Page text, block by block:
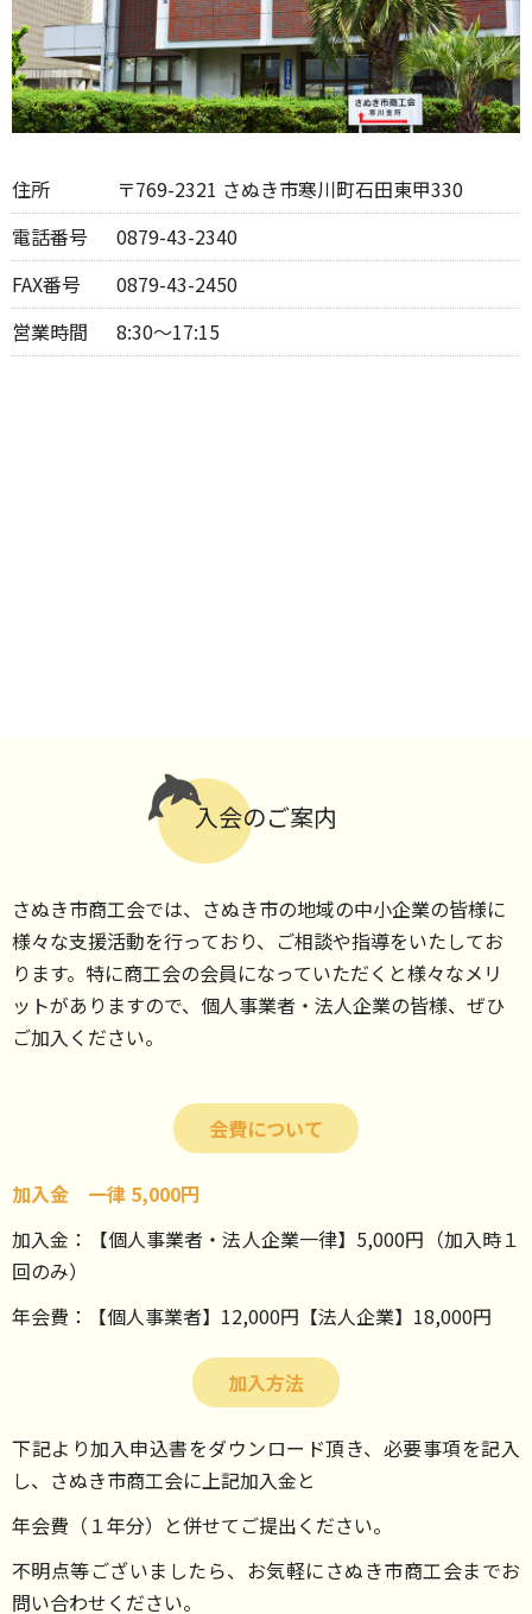
住所
〒769-2321 さぬき市寒川町石田東甲330
電話番号
0879-43-2340
FAX番号
0879-43-2450
営業時間
8:30〜17:15
入会のご案内
さぬき市商工会では、さぬき市の地域の中小企業の皆様に
様々な支援活動を行っており、ご相談や指導をいたしてお
ります。特に商工会の会員になっていただくと様々なメリ
ットがありますので、個人事業者・法人企業の皆様、ぜひ
ご加入ください。
会費について
加入金 一律 5,000円
加入金：【個人事業者・法人企業一律】5,000円（加入時１
回のみ）
年会費：【個人事業者】12,000円【法人企業】18,000円
加入方法
下記より加入申込書をダウンロード頂き、必要事項を記入
し、さぬき市商工会に上記加入金と
年会費（１年分）と併せてご提出ください。
不明点等ございましたら、お気軽にさぬき市商工会までお
問い合わせください。